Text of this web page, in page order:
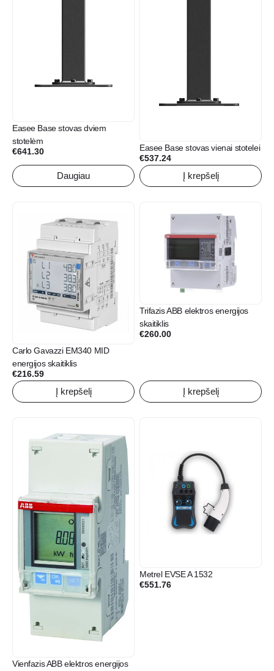
Easee Base stovas dviem
stotelėm
€641.30
Daugiau
Easee Base stovas vienai stotelei
€537.24
Į krepšelį
Carlo Gavazzi EM340 MID
energijos skaitiklis
€216.59
Į krepšelį
Trifazis ABB elektros energijos
skaitiklis
€260.00
Į krepšelį
Vienfazis ABB elektros energijos
Metrel EVSE A 1532
€551.76